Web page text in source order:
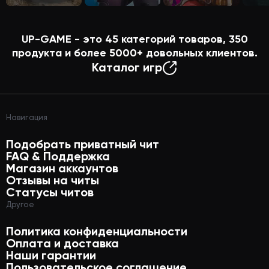
UP-GAME - это 45категорий товаров, 350
продукта и более 5000+ довольных клиентов.
Каталог игр
Навигация
Подобрать приватный чит
FAQ & Поддержка
Магазин аккаунтов
Отзывы на читы
Статусы читов
Другое
Политика конфиденциальности
Оплата и доставка
Наши гарантии